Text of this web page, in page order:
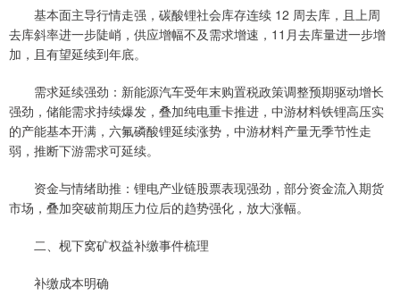
基本面主导行情走强，碳酸锂社会库存连续 12 周去库，且上周
去库斜率进一步陡峭，供应增幅不及需求增速，11月去库量进一步增
加，且有望延续到年底。
需求延续强劲：新能源汽车受年末购置税政策调整预期驱动增长
强劲，储能需求持续爆发，叠加纯电重卡推进，中游材料铁锂高压实
的产能基本开满，六氟磷酸锂延续涨势，中游材料产量无季节性走
弱，推断下游需求可延续。
资金与情绪助推：锂电产业链股票表现强劲，部分资金流入期货
市场，叠加突破前期压力位后的趋势强化，放大涨幅。
二、枧下窝矿权益补缴事件梳理
补缴成本明确